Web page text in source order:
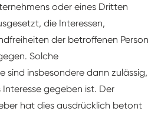
oder eines Dritten
die Interessen,
der betroffenen Person
Solche
sind insbesondere dann zulässig,
gegeben ist. Der
hat dies ausdrücklich betont